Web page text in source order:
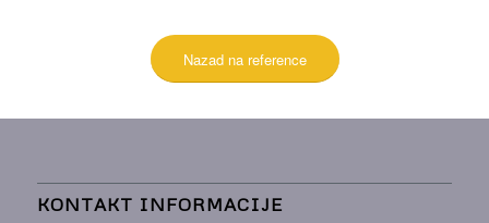
Nazad na reference
KONTAKT INFORMACIJE